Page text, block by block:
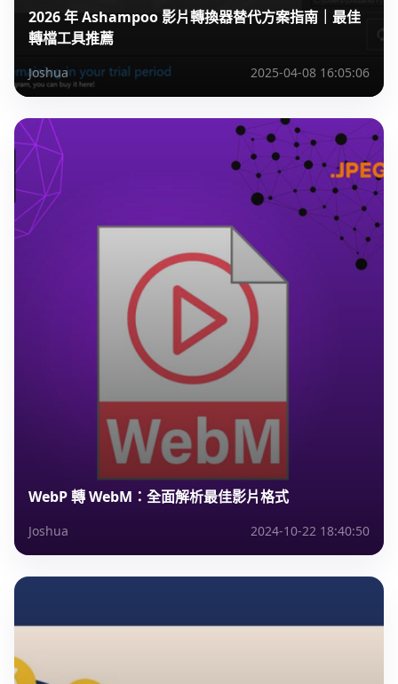
2026 年 Ashampoo 影片轉換器替代方案指南｜最佳
轉檔工具推薦
Joshua 2025-04-08 16:05:06
WebP 轉 WebM：全面解析最佳影片格式
Joshua 2024-10-22 18:40:50